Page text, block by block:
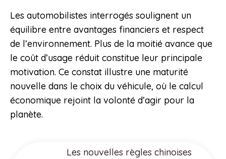
Les automobilistes interrogés soulignent un
équilibre entre avantages financiers et respect
de l’environnement. Plus de la moitié avance que
le coût d’usage réduit constitue leur principale
motivation. Ce constat illustre une maturité
nouvelle dans le choix du véhicule, où le calcul
économique rejoint la volonté d’agir pour la
planète.
Les nouvelles règles chinoises